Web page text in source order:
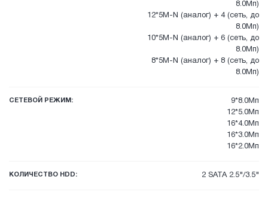
8.0Мп)
12*5M-N (аналог) + 4 (сеть, до
8.0Мп)
10*5M-N (аналог) + 6 (сеть, до
8.0Мп)
8*5M-N (аналог) + 8 (сеть, до
8.0Мп)
СЕТЕВОЙ РЕЖИМ:
9*8.0Мп
12*5.0Мп
16*4.0Мп
16*3.0Мп
16*2.0Мп
КОЛИЧЕСТВО HDD: 2 SATA 2.5"/3.5"